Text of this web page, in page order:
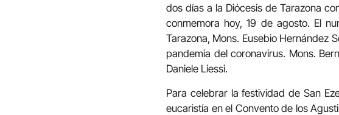
dos días a la Diócesis de Tarazona
conmemora hoy, 19 de agosto. El
Tarazona, Mons. Eusebio Hernández
pandemia del coronavirus. Mons.
Daniele Liessi.
Para celebrar la festividad de San
eucaristía en el Convento de los